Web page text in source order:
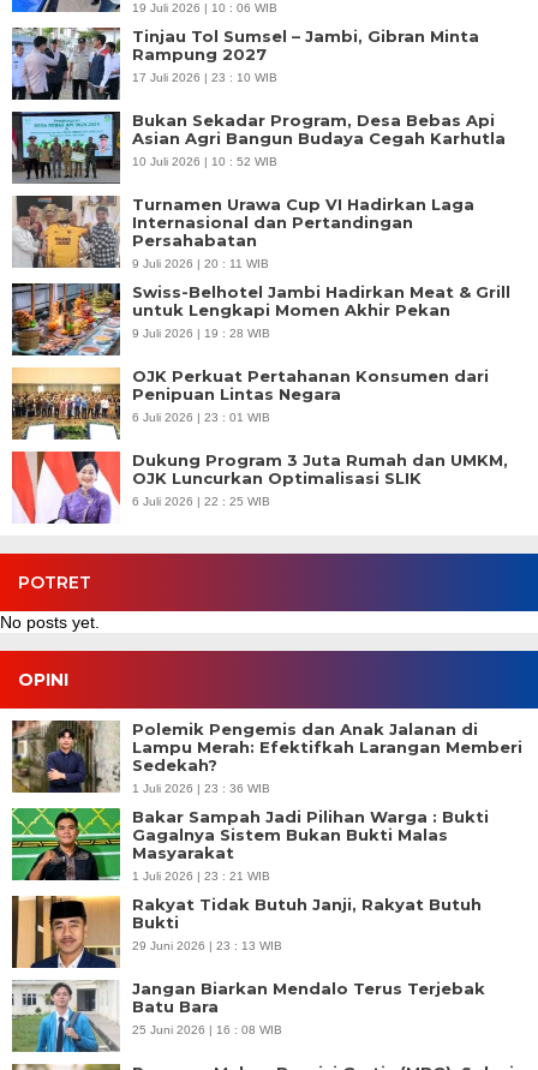
19 Juli 2026 | 10 : 06 WIB
Tinjau Tol Sumsel – Jambi, Gibran Minta
Rampung 2027
17 Juli 2026 | 23 : 10 WIB
Bukan Sekadar Program, Desa Bebas Api
Asian Agri Bangun Budaya Cegah Karhutla
10 Juli 2026 | 10 : 52 WIB
Turnamen Urawa Cup VI Hadirkan Laga
Internasional dan Pertandingan
Persahabatan
9 Juli 2026 | 20 : 11 WIB
Swiss-Belhotel Jambi Hadirkan Meat & Grill
untuk Lengkapi Momen Akhir Pekan
9 Juli 2026 | 19 : 28 WIB
OJK Perkuat Pertahanan Konsumen dari
Penipuan Lintas Negara
6 Juli 2026 | 23 : 01 WIB
Dukung Program 3 Juta Rumah dan UMKM,
OJK Luncurkan Optimalisasi SLIK
6 Juli 2026 | 22 : 25 WIB
POTRET
No posts yet.
OPINI
Polemik Pengemis dan Anak Jalanan di
Lampu Merah: Efektifkah Larangan Memberi
Sedekah?
1 Juli 2026 | 23 : 36 WIB
Bakar Sampah Jadi Pilihan Warga : Bukti
Gagalnya Sistem Bukan Bukti Malas
Masyarakat
1 Juli 2026 | 23 : 21 WIB
Rakyat Tidak Butuh Janji, Rakyat Butuh
Bukti
29 Juni 2026 | 23 : 13 WIB
Jangan Biarkan Mendalo Terus Terjebak
Batu Bara
25 Juni 2026 | 16 : 08 WIB